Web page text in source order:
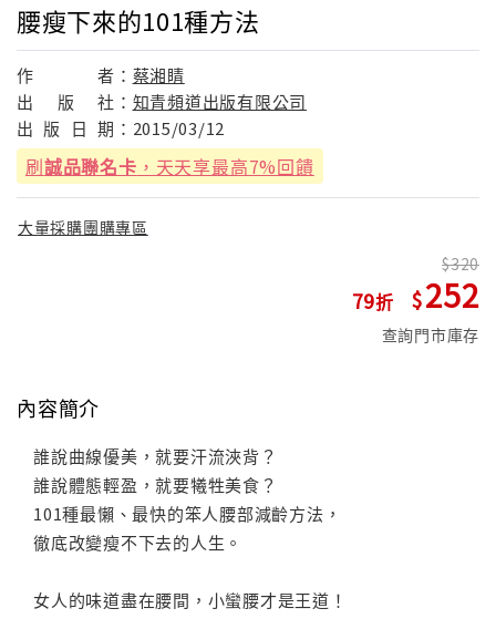
腰瘦下來的101種方法
作 者： 蔡湘睛
出
版 社： 知青頻道出版有限公司
出 版 日 期： 2015/03/12
刷誠品聯名卡 ，天天享最高7%回饋
大量採購團購專區
79
320
252
查詢門市庫存
內容簡介
誰說曲線優美，就要汗流浹背？
誰說體態輕盈，就要犧牲美食？
101種最懶、最快的笨人腰部減齡方法，
徹底改變瘦不下去的人生。
女人的味道盡在腰間，小蠻腰才是王道！